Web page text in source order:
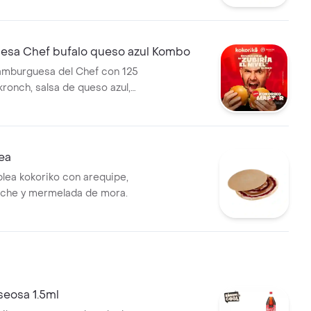
Chef bufalo queso azul Kombo
del Chef con 125
salsa de queso azul,
acompañada de 1 porc
kokoriko con arequipe,
y mermelada de mora.
1.5ml